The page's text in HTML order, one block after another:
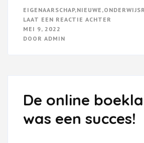
EIGENAARSCHAP,NIEUWE ,
LAAT EEN REACTIE ACHTER
MEI 9, 2022
DOOR ADMIN
De online
was een succes!